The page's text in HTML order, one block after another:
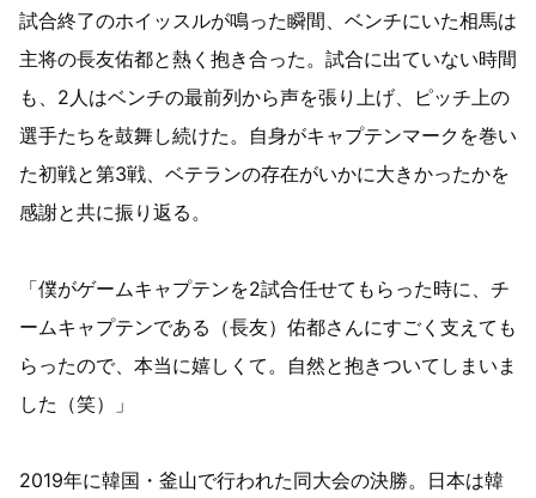
試合終了のホイッスルが鳴った瞬間、ベンチにいた相馬は
主将の長友佑都と熱く抱き合った。試合に出ていない時間
も、2人はベンチの最前列から声を張り上げ、ピッチ上の
選手たちを鼓舞し続けた。自身がキャプテンマークを巻い
た初戦と第3戦、ベテランの存在がいかに大きかったかを
感謝と共に振り返る。
「僕がゲームキャプテンを2試合任せてもらった時に、チ
ームキャプテンである（長友）佑都さんにすごく支えても
らったので、本当に嬉しくて。自然と抱きついてしまいま
した（笑）」
2019年に韓国・釜山で行われた同大会の決勝。日本は韓